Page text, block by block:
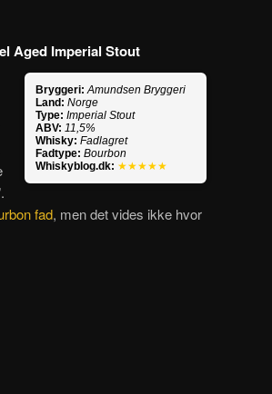
Aged Imperial Stout
Bryggeri: Amundsen Bryggeri
Land: Norge
Type: Imperial Stout
ABV: 11,5%
Whisky: Fadlagret
Fadtype: Bourbon
Whiskyblog.dk: ★★★★★
fad, men det vides ikke hvor